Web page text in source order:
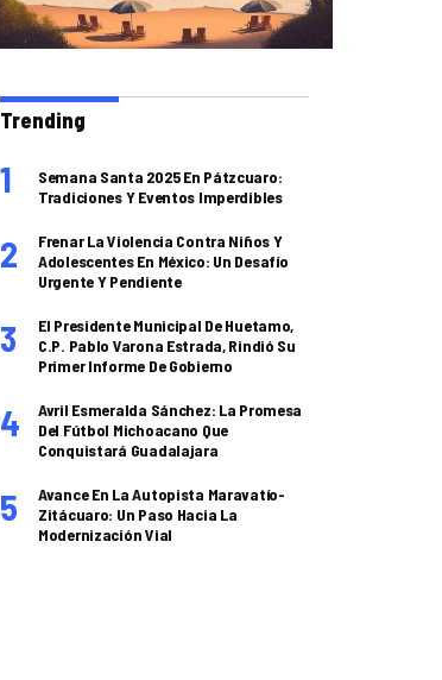
Trending
Semana Santa 2025 En Pátzcuaro:
Tradiciones Y Eventos Imperdibles
Frenar La Violencia Contra Niños Y
Adolescentes En México: Un Desafío
Urgente Y Pendiente
El Presidente Municipal De Huetamo,
C.P. Pablo Varona Estrada, Rindió Su
Primer Informe De Gobierno
Avril Esmeralda Sánchez: La Promesa
Del Fútbol Michoacano Que
Conquistará Guadalajara
Avance En La Autopista Maravatío-
Zitácuaro: Un Paso Hacia La
Modernización Vial